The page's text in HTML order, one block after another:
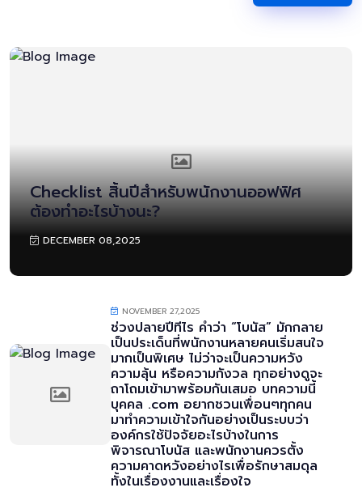
Checklist สิ้นปีสำหรับพนักงานออฟฟิศ
ต้องทำอะไรบ้างนะ?
DECEMBER 08,2025
NOVEMBER 27,2025
ช่วงปลายปีทีไร คำว่า “โบนัส” มักกลาย
เป็นประเด็นที่พนักงานหลายคนเริ่มสนใจ
มากเป็นพิเศษ ไม่ว่าจะเป็นความหวัง
ความลุ้น หรือความกังวล ทุกอย่างดูจะ
ถาโถมเข้ามาพร้อมกันเสมอ บทความนี้
บุคคล .com อยากชวนเพื่อนๆทุกคน
มาทำความเข้าใจกันอย่างเป็นระบบว่า
องค์กรใช้ปัจจัยอะไรบ้างในการ
พิจารณาโบนัส และพนักงานควรตั้ง
ความคาดหวังอย่างไรเพื่อรักษาสมดุล
ทั้งในเรื่องงานและเรื่องใจ